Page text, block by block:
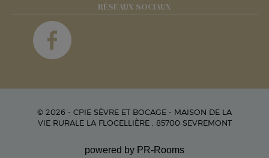
RÉSEAUX SOCIAUX
© 2026 - CPIE SÈVRE ET BOCAGE - MAISON DE LA
VIE RURALE LA FLOCELLIÈRE , 85700 SEVREMONT
powered by PR-Rooms